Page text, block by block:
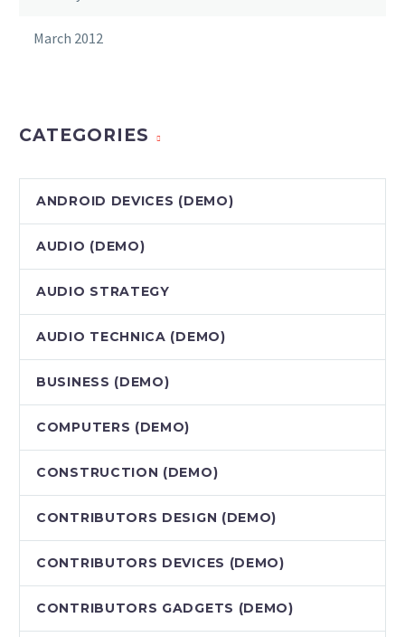
March 2012
CATEGORIES
ANDROID DEVICES (DEMO)
AUDIO (DEMO)
AUDIO STRATEGY
AUDIO TECHNICA (DEMO)
BUSINESS (DEMO)
COMPUTERS (DEMO)
CONSTRUCTION (DEMO)
CONTRIBUTORS DESIGN (DEMO)
CONTRIBUTORS DEVICES (DEMO)
CONTRIBUTORS GADGETS (DEMO)